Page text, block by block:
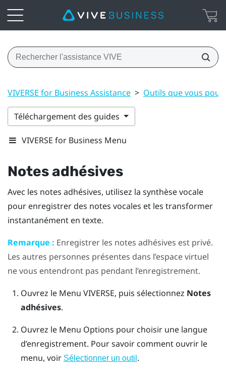
VIVERSE for Business Assistance > Outils que vous
Téléchargement des guides
VIVERSE for Business Menu
Notes adhésives
Avec les notes adhésives, utilisez la synthèse vocale
pour enregistrer des notes vocales et les transformer
instantanément en texte.
Remarque : Enregistrer les notes adhésives est privé.
Les autres personnes présentes dans l’espace virtuel
ne vous entendront pas pendant l’enregistrement.
Ouvrez le Menu VIVERSE, puis sélectionnez Notes
adhésives.
Ouvrez le Menu Options pour choisir une langue
d’enregistrement. Pour savoir comment ouvrir le
menu, voir Sélectionner un outil .